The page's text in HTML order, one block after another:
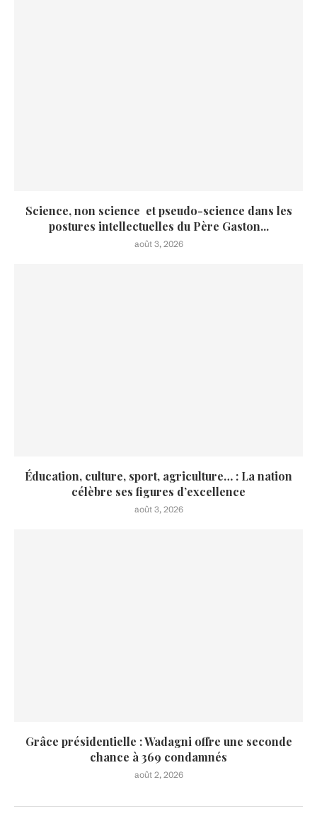
Science, non science et pseudo-science dans les
postures intellectuelles du Père Gaston...
août 3, 2026
Éducation, culture, sport, agriculture… : La nation
célèbre ses figures d’excellence
août 3, 2026
Grâce présidentielle : Wadagni offre une seconde
chance à 369 condamnés
août 2, 2026